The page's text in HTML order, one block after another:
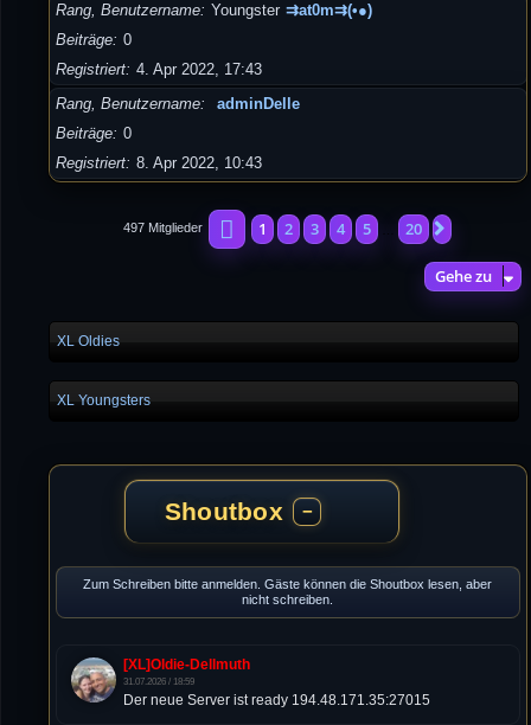
Rang, Benutzername Youngster ⇉at0m⇉(•●)
Beiträge 0
Registriert 4. Apr 2022, 17:43
Rang, Benutzername
adminDelle
Beiträge 0
Registriert 8. Apr 2022, 10:43
497 Mitglieder Seite1von20
1 2 3 4 5 20
Gehe zu
XL Oldies
XL Youngsters
Shoutbox −
Zum Schreiben bitte anmelden. Gäste können die Shoutbox lesen, aber
nicht schreiben.
[XL]Oldie-Dellmuth
31.07.2026 / 18:59
Der neue Server ist ready 194.48.171.35:27015